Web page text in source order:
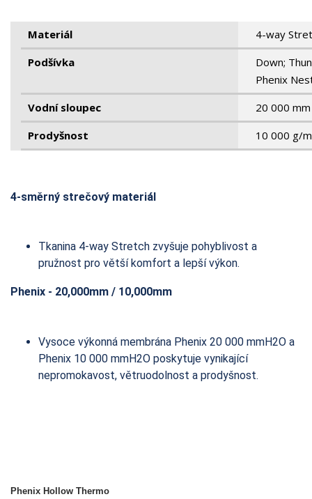
Materiál
4-way
Podšívka
Down;
Phenix
Vodní sloupec
20 000 mm
Prodyšnost
10 000 g/
4-směrný strečový materiál
Tkanina 4-way Stretch zvyšuje pohyblivost a
pružnost pro větší komfort a lepší výkon.
Phenix - 20,000mm / 10,000mm
Vysoce výkonná membrána Phenix 20 000 mmH2O a
Phenix 10 000 mmH2O poskytuje vynikající
nepromokavost, větruodolnost a prodyšnost.
Phenix Hollow Thermo